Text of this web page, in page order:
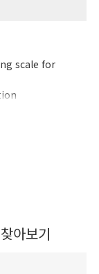
scale for
cell
operation
아보기